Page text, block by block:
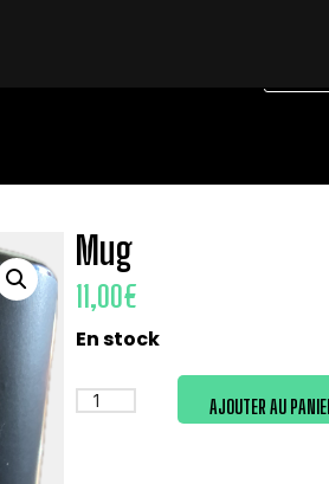
Mug
11,00€
En stock
AJOUTER AU